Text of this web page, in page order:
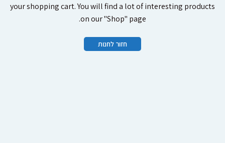
your shopping cart.You will find a lot of interesting products
on our "Shop" page.
חזור לחנות